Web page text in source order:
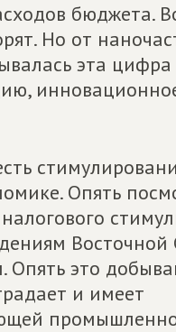
бюджета.
Но от
эта цифра
Опять
Восточной
Опять это
и имеет